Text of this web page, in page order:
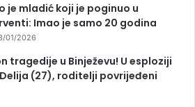
je mladić koji je poginuo u
Imao je samo 20 godina
01/2026
tragedije u Binježevu! U esploziji
(27), roditelji povrijeđeni